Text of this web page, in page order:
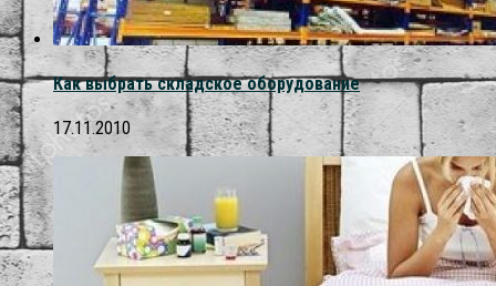
Как выбрать складское оборудование
17.11.2010